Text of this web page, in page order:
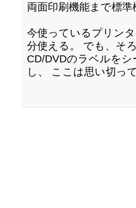
両面印刷機能まで標
今使っているプリン
分使える。 でも、そ
CD/DVDのラベルを
し、 ここは思い切っ